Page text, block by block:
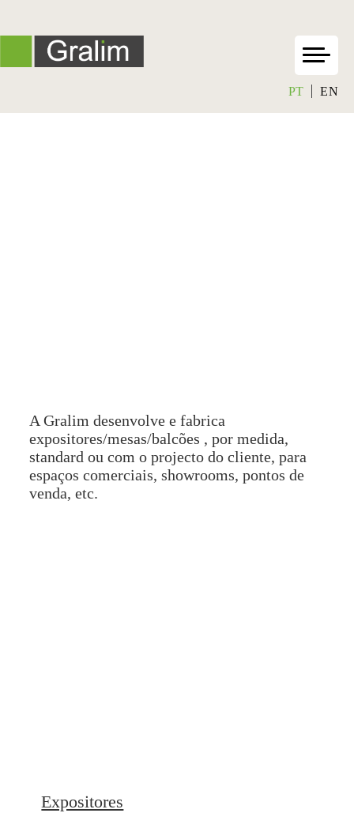
PT EN
A Gralim desenvolve e fabrica
expositores/mesas/balcões , por medida,
standard ou com o projecto do cliente, para
espaços comerciais, showrooms, pontos de
venda, etc.
Expositores